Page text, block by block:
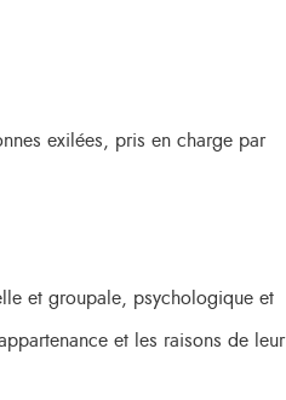
exilées, pris en charge par
et groupale, psychologique et
et les raisons de leur